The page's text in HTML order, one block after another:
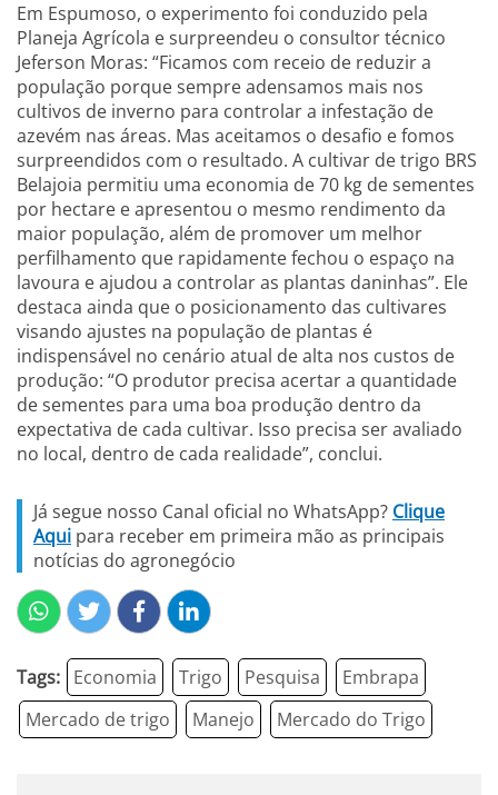
Em Espumoso, o experimento foi conduzido pela
Planeja Agrícola e surpreendeu o consultor técnico
Jeferson Moras: “Ficamos com receio de reduzir a
população porque sempre adensamos mais nos
cultivos de inverno para controlar a infestação de
azevém nas áreas. Mas aceitamos o desafio e fomos
surpreendidos com o resultado. A cultivar de trigo BRS
Belajoia permitiu uma economia de 70 kg de sementes
por hectare e apresentou o mesmo rendimento da
maior população, além de promover um melhor
perfilhamento que rapidamente fechou o espaço na
lavoura e ajudou a controlar as plantas daninhas”. Ele
destaca ainda que o posicionamento das cultivares
visando ajustes na população de plantas é
indispensável no cenário atual de alta nos custos de
produção: “O produtor precisa acertar a quantidade
de sementes para uma boa produção dentro da
expectativa de cada cultivar. Isso precisa ser avaliado
no local, dentro de cada realidade”, conclui.
Já segue nosso Canal oficial no WhatsApp? Clique
Aqui para receber em primeira mão as principais
notícias do agronegócio
Tags: Economia Trigo Pesquisa
Embrapa
Mercado de trigo
Manejo Mercado do Trigo